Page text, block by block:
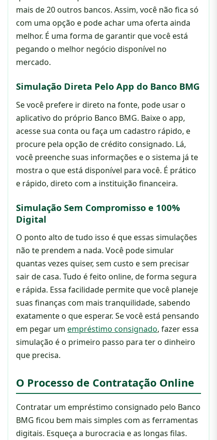
mais de 20 outros bancos. Assim, você não fica só
com uma opção e pode achar uma oferta ainda
melhor. É uma forma de garantir que você está
pegando o melhor negócio disponível no
mercado.
Simulação Direta Pelo App do Banco BMG
Se você prefere ir direto na fonte, pode usar o
aplicativo do próprio Banco BMG. Baixe o app,
acesse sua conta ou faça um cadastro rápido, e
procure pela opção de crédito consignado. Lá,
você preenche suas informações e o sistema já te
mostra o que está disponível para você. É prático
e rápido, direto com a instituição financeira.
Simulação Sem Compromisso e 100%
Digital
O ponto alto de tudo isso é que essas simulações
não te prendem a nada. Você pode simular
quantas vezes quiser, sem custo e sem precisar
sair de casa. Tudo é feito online, de forma segura
e rápida. Essa facilidade permite que você planeje
suas finanças com mais tranquilidade, sabendo
exatamente o que esperar. Se você está pensando
em pegar um empréstimo consignado, fazer essa
simulação é o primeiro passo para ter o dinheiro
que precisa.
O Processo de Contratação Online
Contratar um empréstimo consignado pelo Banco
BMG ficou bem mais simples com as ferramentas
digitais. Esqueça a burocracia e as longas filas.